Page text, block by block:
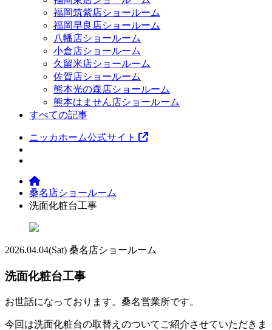
福岡筑紫店ショールーム
福岡早良店ショールーム
八幡店ショールーム
小倉店ショールーム
久留米店ショールーム
佐賀店ショールーム
熊本光の森店ショールーム
熊本はません店ショールーム
すべての記事
ニッカホーム公式サイト
桑名店ショールーム
洗面化粧台工事
2026.04.04(Sat) 桑名店ショールーム
洗面化粧台工事
お世話になっております。桑名営業所です。
今回は洗面化粧台の取替えのついてご紹介させていただきま